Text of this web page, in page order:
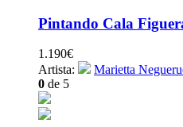
Pintando Cala
1.190€
Artista:
Marietta
0 de 5